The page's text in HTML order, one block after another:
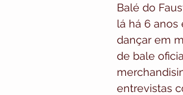
Balé do
lá há 6 anos
dançar em
de bale
entrevistas